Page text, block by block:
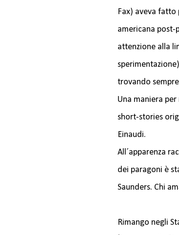
Fax) aveva fatto
americana post-
attenzione alla
trovando
Una maniera
short-stories
Einaudi.
All´apparenza
dei paragoni è
Saunders. Chi
Rimango negli